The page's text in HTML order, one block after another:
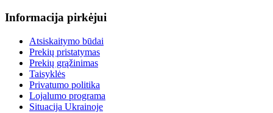
Informacija pirkėjui
Atsiskaitymo būdai
Prekių pristatymas
Prekių grąžinimas
Taisyklės
Privatumo politika
Lojalumo programa
Situacija Ukrainoje